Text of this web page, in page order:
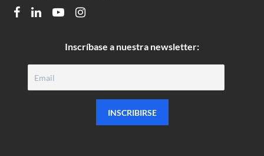
FACEBOOK
LINKEDINYOUTUBE
INSTAGRAM
Inscríbase a nuestra newsletter: